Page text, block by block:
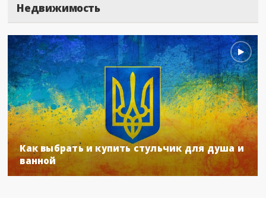
Недвижимость
Как выбрать и купить стульчик для душа и
ванной